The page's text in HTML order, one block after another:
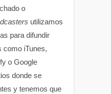
o
utilizamos
para difundir
como iTunes,
o Google
donde se
y tenemos que